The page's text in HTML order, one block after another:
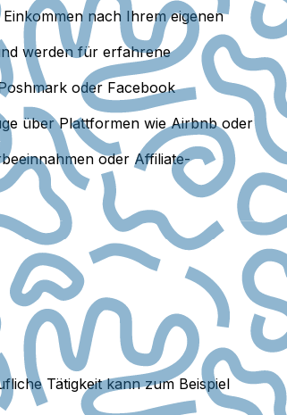
nach Ihrem eigenen
werden für erfahrene
oder Facebook
über Plattformen wie Airbnb oder
oder Affiliate-
Tätigkeit kann zum Beispiel